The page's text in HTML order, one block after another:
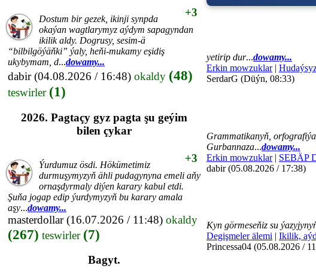
+3
Dostum bir gezek, ikinji synpda
okaýan wagtlarymyz aýdym sapagyndan
ikilik aldy. Dogrusy, sesim-ä
“bilbilgöýäňki” ýaly, heňi-mukamy eşidiş
ukybymam, d...dowamy...
dabir(04.08.2026 / 16:48) okaldy (48)
teswirler (1)
2026. Pagtaçy gyz pagta şu geýim
bilen çykar
+3
Ýurdumuz ösdi. Hökümetimiz
durmuşymyzyň ähli pudagynyna emeli aňy
ornaşdyrmaly diýen karary kabul etdi.
Şuňa jogap edip ýurdymyzyň bu karary amala
aşy...dowamy...
masterdollar(16.07.2026 / 11:48) okaldy
(267) teswirler (7)
Bagyt.
yetirip dur...dowamy...
Erkin mowzuklar|
SerdarG (Düýn, 08:33)
Grammatikanyň,
Gurbannaza...dowamy...
Erkin mowzuklar| SEBÄP
dabir (05.08.2026 / 17:38)
Kyn görmeseňiz su
Degişmeler älemi | Ikilik,
Princessa04 (05.08.2026 /